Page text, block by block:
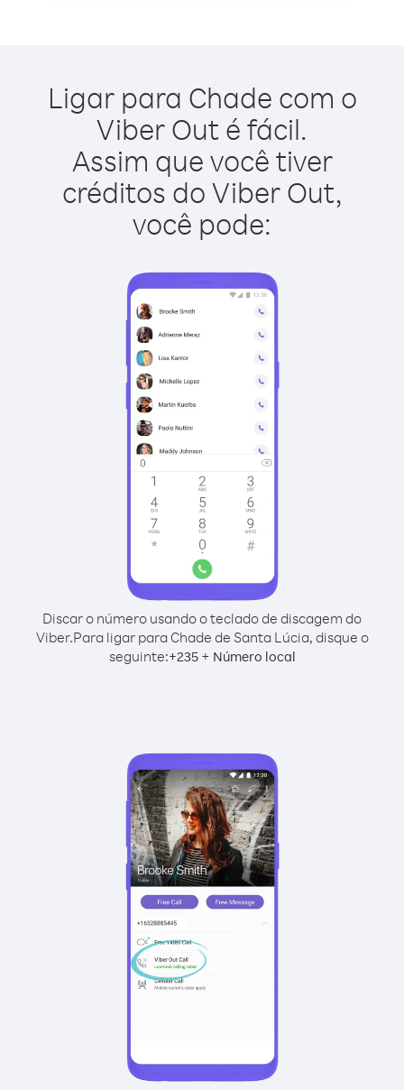
Ligar para Chade com o
Viber Out é fácil.
Assim que você tiver
créditos do Viber Out,
você pode:
Discar o número usando o teclado de discagem do
Viber.Para ligar para Chade de Santa Lúcia, disque o
seguinte:+235+ Número local